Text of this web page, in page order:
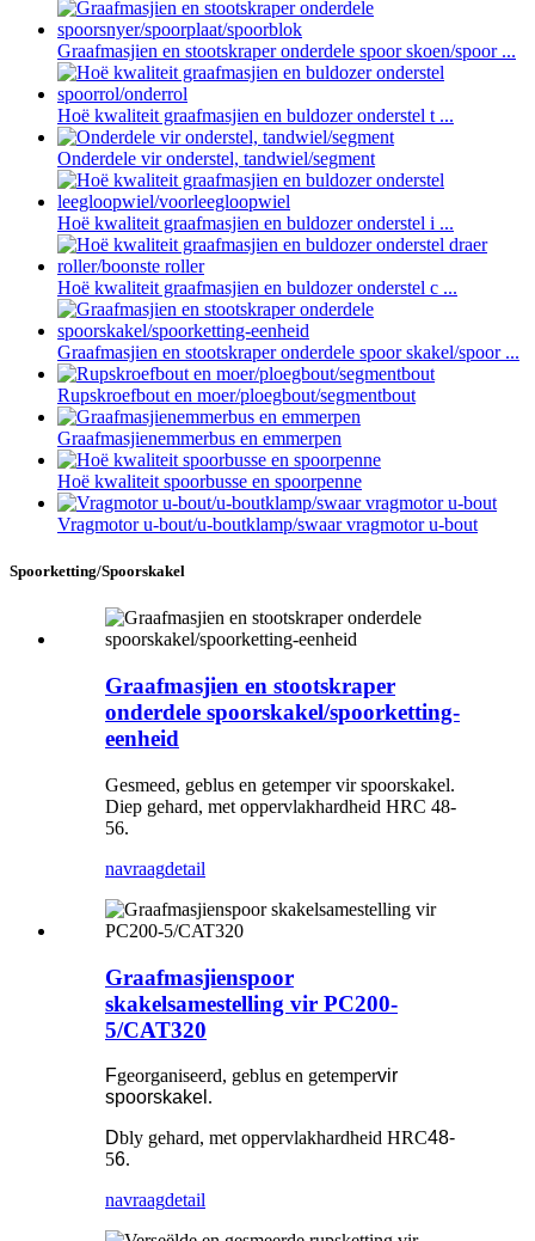
Graafmasjien en stootskraper onderdele spoor skoen/spoor ...
Hoë kwaliteit graafmasjien en buldozer onderstel t ...
Onderdele vir onderstel, tandwiel/segment
Hoë kwaliteit graafmasjien en buldozer onderstel i ...
Hoë kwaliteit graafmasjien en buldozer onderstel c ...
Graafmasjien en stootskraper onderdele spoor skakel/spoor ...
Rupskroefbout en moer/ploegbout/segmentbout
Graafmasjienemmerbus en emmerpen
Hoë kwaliteit spoorbusse en spoorpenne
Vragmotor u-bout/u-boutklamp/swaar vragmotor u-bout
Spoorketting/Spoorskakel
Graafmasjien en stootskraper
onderdele spoorskakel/spoorketting-
eenheid
Gesmeed, geblus en getemper vir spoorskakel.
Diep gehard, met oppervlakhardheid HRC 48-
56.
navraagdetail
Graafmasjienspoor
skakelsamestelling vir PC200-
5/CAT320
Fgeorganiseerd, geblus en getempervir
spoorskakel .
Dbly gehard, met oppervlakhardheid HRC48-
56.
navraagdetail